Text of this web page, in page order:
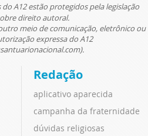
A12 estão protegidos pela legislação
direito autoral.
meio de comunicação, eletrônico ou
expressa do A12
Redação
aplicativo aparecida
campanha da fraternidade
dúvidas religiosas